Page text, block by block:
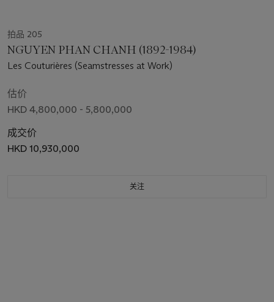
拍品 205
NGUYEN PHAN CHANH (1892-1984)
Les Couturières (Seamstresses at Work)
估价
HKD 4,800,000 - 5,800,000
成交价
HKD 10,930,000
关注